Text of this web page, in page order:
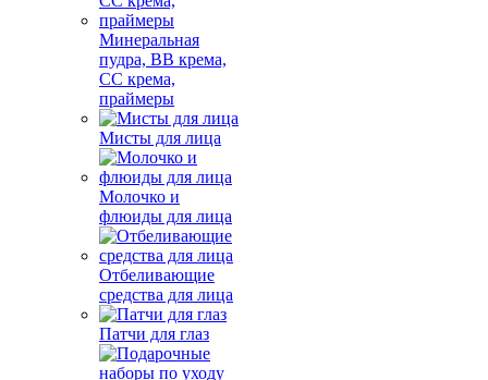
Минеральная
пудра, BB крема,
СС крема,
праймеры
Мисты для лица
Молочко и
флюиды для лица
Отбеливающие
средства для лица
Патчи для глаз